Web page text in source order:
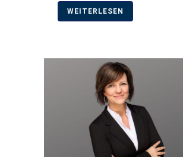
WEITERLESEN